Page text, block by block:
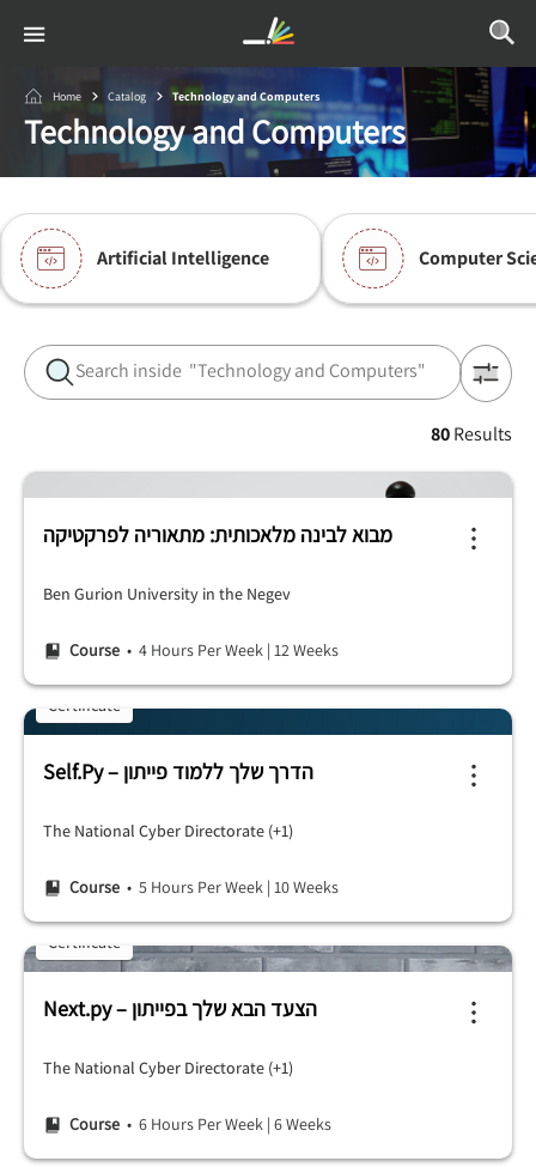
Home Catalog Technology and Computers
Technology and Computers
Artificial Intelligence Computer
80Results
מבוא לבינה מלאכותית: מתאוריה לפרקטיקה
Ben Gurion University in the Negev
Course • 4 Hours Per Week | 12 Weeks
Certificate
Self.Py – הדרך שלך ללמוד פייתון
The National Cyber ​​Directorate (+1)
Course • 5 Hours Per Week | 10 Weeks
Certificate
Next.py – הצעד הבא שלך בפייתון
The National Cyber ​​Directorate (+1)
Course • 6 Hours Per Week | 6 Weeks